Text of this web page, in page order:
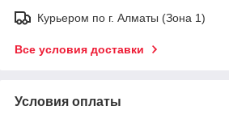
Курьером по г. Алматы (Зона 1)
Все условия доставки
Условия оплаты